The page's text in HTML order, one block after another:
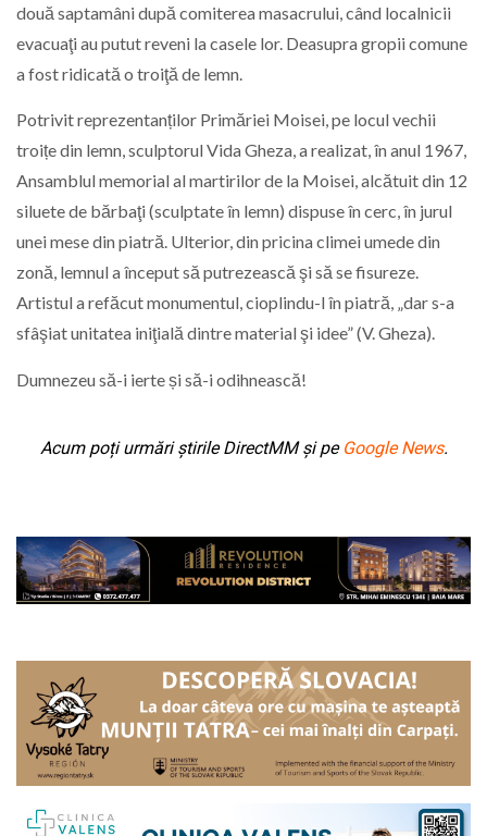
două saptamâni după comiterea masacrului, când localnicii
evacuaţi au putut reveni la casele lor. Deasupra gropii comune
a fost ridicată o troiţă de lemn.
Potrivit reprezentanților Primăriei Moisei, pe locul vechii
troițe din lemn, sculptorul Vida Gheza, a realizat, în anul 1967,
Ansamblul memorial al martirilor de la Moisei,alcătuit din 12
siluete de bărbaţi (sculptate în lemn) dispuse în cerc, în jurul
unei mese din piatră. Ulterior, din pricina climei umede din
zonă, lemnul a început să putrezească şi să se fisureze.
Artistul a refăcut monumentul, cioplindu-l în piatră, „dar s-a
sfâşiat unitatea iniţială dintre material şi idee” (V. Gheza).
Dumnezeu să-i ierte și să-i odihnească!
Acum poți urmări știrile DirectMM și pe Google News.